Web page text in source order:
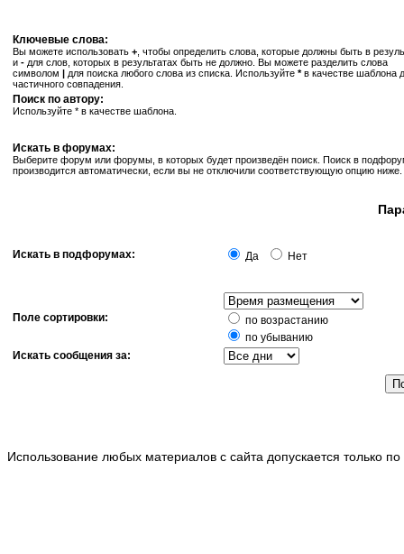
Ключевые слова:
Вы можете использовать + , чтобы определить слова, которые должны быть в
и - для слов, которых в результатах быть не должно. Вы можете разделить слова
символом | для поиска любого слова из списка. Используйте *в качестве шаблона
частичного совпадения.
Поиск по автору:
Используйте * в качестве шаблона.
Искать в форумах:
Выберите форум или форумы, в которых будет произведён поиск. Поиск в
производится автоматически, если вы не отключили соответствующую опцию ниже.
Искать в подфорумах: Да Нет
Поле сортировки:
по возрастанию
по убыванию
Искать сообщения за:
Использование любых материалов с сайта допускается только